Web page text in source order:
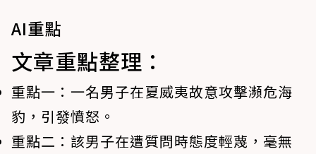
AI重點
文章重點整理：
重點一： 一名男子在夏威夷故意攻擊瀕危海
豹，引發憤怒。
重點二： 該男子在遭質問時態度輕蔑，毫無